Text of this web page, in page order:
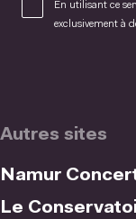
En utilisant ce
exclusivement à
Autres sites
Namur
Le